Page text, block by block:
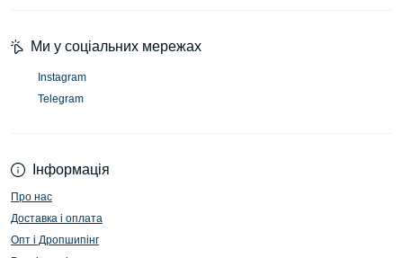
Інформація
Про нас
Доставка і оплата
Опт і Дропшипінг
Ми у соціальних мережах
Instagram
Telegram